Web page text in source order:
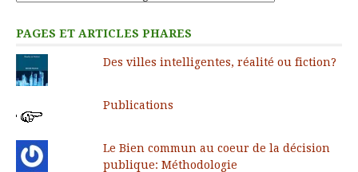
PAGES ET ARTICLES PHARES
Des villes intelligentes, réalité ou fiction?
Publications
Le Bien commun au coeur de la décision
publique: Méthodologie